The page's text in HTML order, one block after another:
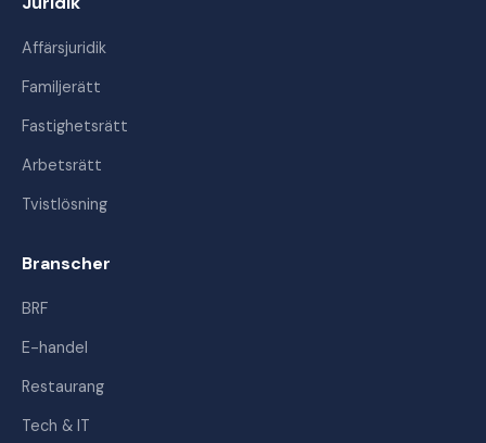
Affärsjuridik
Familjerätt
Fastighetsrätt
Arbetsrätt
Tvistlösning
Branscher
BRF
E-handel
Restaurang
Tech & IT